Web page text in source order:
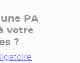
PA
votre
?